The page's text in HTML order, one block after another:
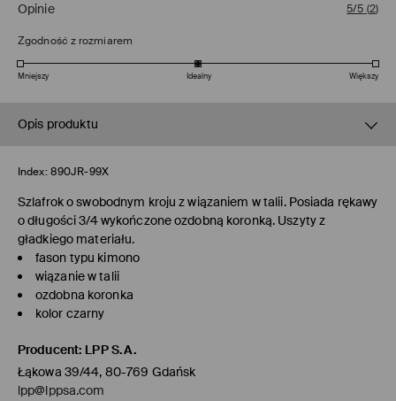
Opinie 5/5 (2)
Zgodność z rozmiarem
Mniejszy Idealny Większy
Opis produktu
Index: 890JR-99X
Szlafrok o swobodnym kroju z wiązaniem w talii. Posiada rękawy
o długości 3/4 wykończone ozdobną koronką. Uszyty z
gładkiego materiału.
fason typu kimono
wiązanie w talii
ozdobna koronka
kolor czarny
Producent: LPP S.A.
Łąkowa 39/44, 80-769 Gdańsk
lpp@lppsa.com